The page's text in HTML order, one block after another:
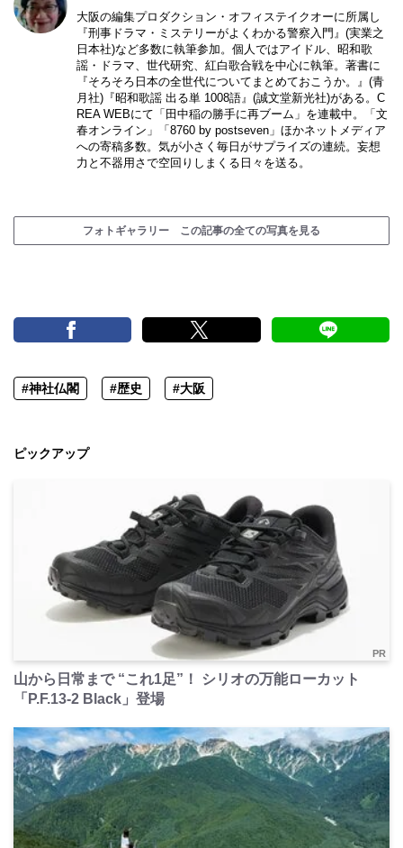
大阪の編集プロダクション・オフィステイクオーに所属し
『刑事ドラマ・ミステリーがよくわかる警察入門』(実業之
日本社)など多数に執筆参加。個人ではアイドル、昭和歌
謡・ドラマ、世代研究、紅白歌合戦を中心に執筆。著書に
『そろそろ日本の全世代についてまとめておこうか。』(青
月社)『昭和歌謡 出る単 1008語』(誠文堂新光社)がある。C
REA WEBにて「田中稲の勝手に再ブーム」を連載中。「文
春オンライン」「8760 by postseven」ほかネットメディア
への寄稿多数。気が小さく毎日がサプライズの連続。妄想
力と不器用さで空回りしまくる日々を送る。
フォトギャラリー この記事の全ての写真を見る
#神社仏閣 #歴史 #大阪
ピックアップ
PR
山から日常まで “これ1足”！ シリオの万能ローカット
「P.F.13-2 Black」登場